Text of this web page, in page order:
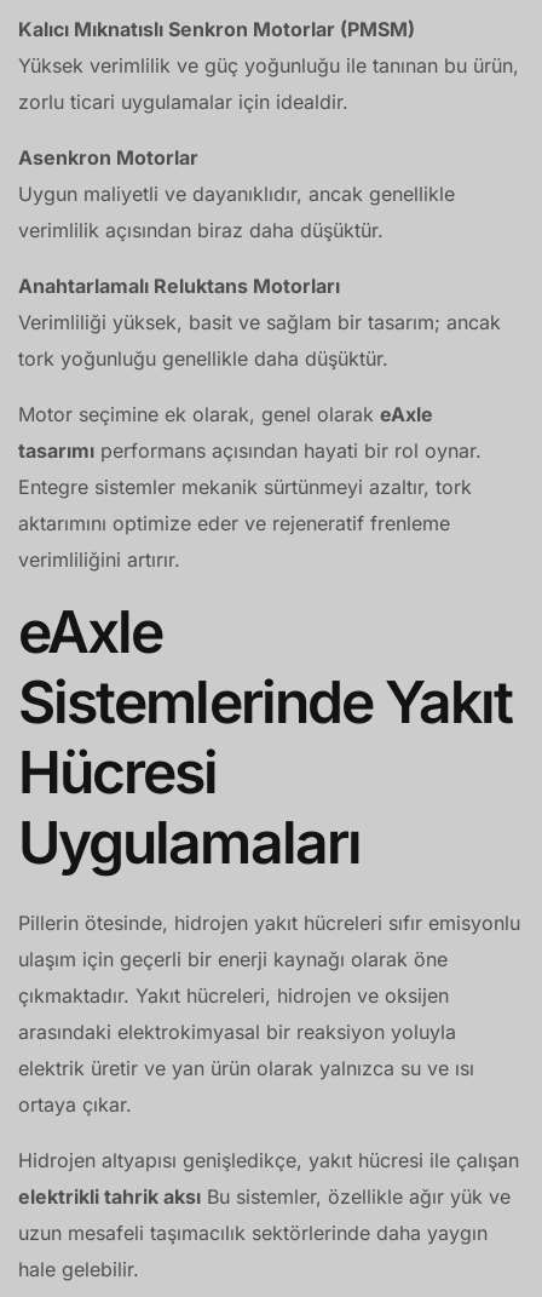
Kalıcı Mıknatıslı Senkron Motorlar (PMSM)
Yüksek verimlilik ve güç yoğunluğu ile tanınan bu ürün,
zorlu ticari uygulamalar için idealdir.
Asenkron Motorlar
Uygun maliyetli ve dayanıklıdır, ancak genellikle
verimlilik açısından biraz daha düşüktür.
Anahtarlamalı Reluktans Motorları
Verimliliği yüksek, basit ve sağlam bir tasarım; ancak
tork yoğunluğu genellikle daha düşüktür.
Motor seçimine ek olarak, genel olarak eAxle
tasarımı performans açısından hayati bir rol oynar.
Entegre sistemler mekanik sürtünmeyi azaltır, tork
aktarımını optimize eder ve rejeneratif frenleme
verimliliğini artırır.
eAxle
Sistemlerinde Yakıt
Hücresi
Uygulamaları
Pillerin ötesinde, hidrojen yakıt hücreleri sıfır emisyonlu
ulaşım için geçerli bir enerji kaynağı olarak öne
çıkmaktadır. Yakıt hücreleri, hidrojen ve oksijen
arasındaki elektrokimyasal bir reaksiyon yoluyla
elektrik üretir ve yan ürün olarak yalnızca su ve ısı
ortaya çıkar.
Hidrojen altyapısı genişledikçe, yakıt hücresi ile çalışan
elektrikli tahrik aksı Bu sistemler, özellikle ağır yük ve
uzun mesafeli taşımacılık sektörlerinde daha yaygın
hale gelebilir.